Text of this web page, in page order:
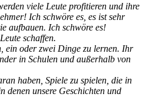
viele Leute profitieren und ihre
Ich schwöre es, es ist sehr
aufbauen. Ich schwöre es!
schaffen.
ein oder zwei Dinge zu lernen. Ihr
in Schulen und außerhalb von
haben, Spiele zu spielen, die in
denen unsere Geschichten und